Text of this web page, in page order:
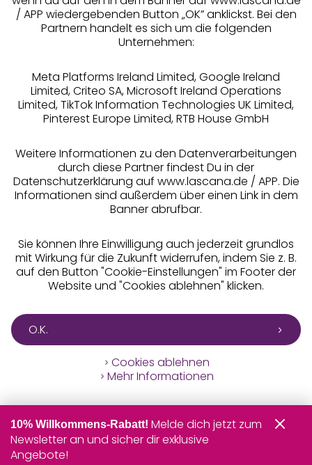
Rechtliches
Alle Preise inkl. MwSt., zzgl.
Versandkosten
/ APP wiedergebenden Button „OK” anklickst. Bei den
Partnern handelt es sich um die folgenden
Unternehmen:
Meta Platforms Ireland Limited, Google Ireland
Limited, Criteo SA, Microsoft Ireland Operations
Limited, TikTok Information Technologies UK Limited,
Pinterest Europe Limited, RTB House GmbH
Weitere Informationen zu den Datenverarbeitungen
durch diese Partner findest Du in der
Datenschutzerklärung auf www.lascana.de / APP. Die
Informationen sind außerdem über einen Link in dem
Banner abrufbar.
Sie können Ihre Einwilligung auch jederzeit grundlos
mit Wirkung für die Zukunft widerrufen, indem Sie z. B.
auf den Button "Cookie-Einstellungen" im Footer der
Website und "Cookies ablehnen" klicken.
O.K.
Cookies ablehnen
Mehr Informationen
10% Willkommens-Rabatt! Melde dich jetzt zum
Newsletter an und sicher dir exklusive
Angebote!